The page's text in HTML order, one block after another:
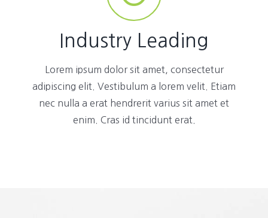
Industry Leading
Lorem ipsum dolor sit amet, consectetur
adipiscing elit. Vestibulum a lorem velit. Etiam
nec nulla a erat hendrerit varius sit amet et
enim. Cras id tincidunt erat.